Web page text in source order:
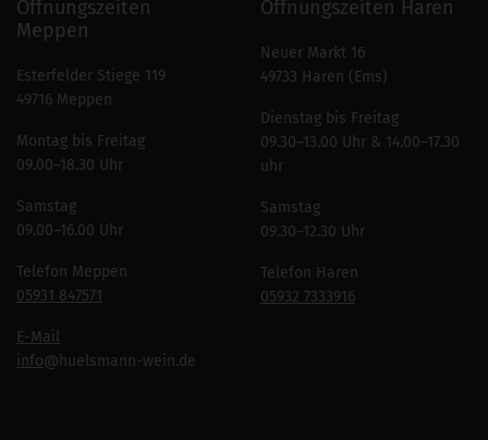
Öffnungszeiten
Meppen
Esterfelder Stiege 119
49716 Meppen
Montag bis Freitag
09.00–18.30 Uhr
Samstag
09.00–16.00 Uhr
Telefon Meppen
05931 847571
E-Mail
info@huelsmann-wein.de
Öffnungszeiten Haren
Neuer Markt 16
49733 Haren (Ems)
Dienstag bis Freitag
09.30–13.00 Uhr & 14.00–17.30
uhr
Samstag
09.30–12.30 Uhr
Telefon Haren
05932 7333916